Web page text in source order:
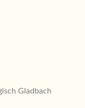
Gladbach